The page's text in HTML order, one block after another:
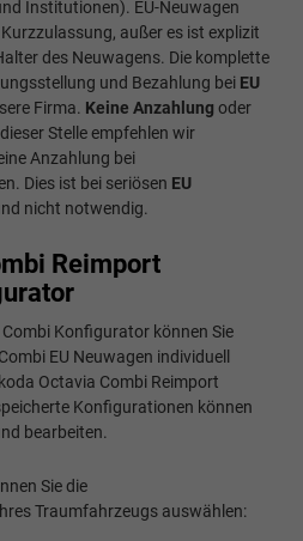
Institutionen). EU-Neuwagen
außer es ist explizit
des Neuwagens. Die komplette
und Bezahlung bei EU
Firma. Keine Anzahlung oder
Stelle empfehlen wir
Anzahlung bei
Dies ist bei seriösen EU
nicht notwendig.
Reimport
Konfigurator können Sie
EU Neuwagen individuell
Octavia Combi Reimport
Konfigurationen können
bearbeiten.
Sie die
Traumfahrzeugs auswählen: